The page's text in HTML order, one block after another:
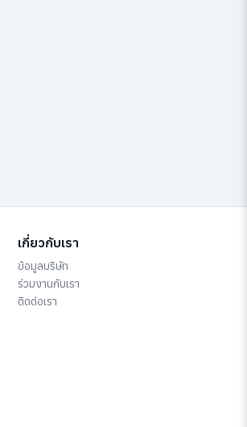
เกี่ยวกับเรา
ข้อมูลบริษัท
ร่วมงานกับเรา
ติดต่อเรา